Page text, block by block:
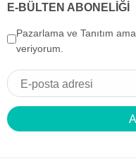
E-BÜLTEN ABONELİĞİ
Pazarlama ve Tanıtım
veriyorum.